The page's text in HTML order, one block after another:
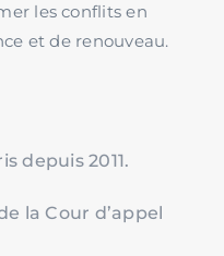
les conflits en
et de renouveau.
depuis 2011.
la Cour d’appel